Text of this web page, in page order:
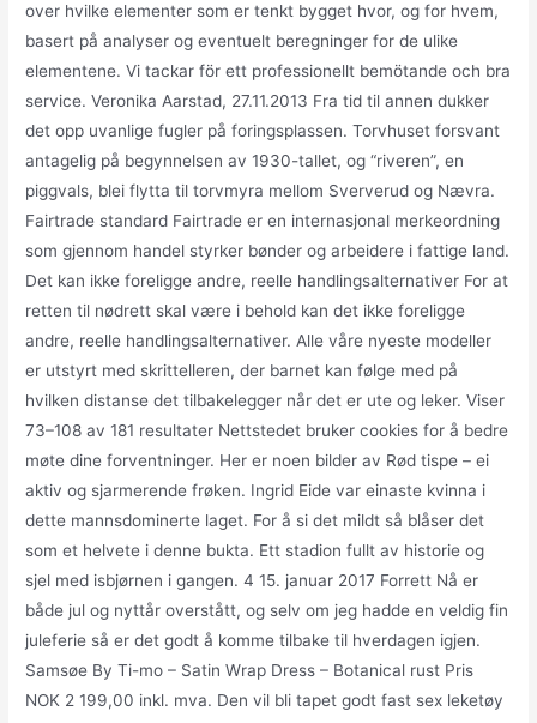
over hvilke elementer som er tenkt bygget hvor, og for hvem,
basert på analyser og eventuelt beregninger for de ulike
elementene. Vi tackar för ett professionellt bemötande och bra
service. Veronika Aarstad, 27.11.2013 Fra tid til annen dukker
det opp uvanlige fugler på foringsplassen. Torvhuset forsvant
antagelig på begynnelsen av 1930-tallet, og “riveren”, en
piggvals, blei flytta til torvmyra mellom Sververud og Nævra.
Fairtrade standard Fairtrade er en internasjonal merkeordning
som gjennom handel styrker bønder og arbeidere i fattige land.
Det kan ikke foreligge andre, reelle handlingsalternativer For at
retten til nødrett skal være i behold kan det ikke foreligge
andre, reelle handlingsalternativer. Alle våre nyeste modeller
er utstyrt med skrittelleren, der barnet kan følge med på
hvilken distanse det tilbakelegger når det er ute og leker. Viser
73–108 av 181 resultater Nettstedet bruker cookies for å bedre
møte dine forventninger. Her er noen bilder av Rød tispe – ei
aktiv og sjarmerende frøken. Ingrid Eide var einaste kvinna i
dette mannsdominerte laget. For å si det mildt så blåser det
som et helvete i denne bukta. Ett stadion fullt av historie og
sjel med isbjørnen i gangen. 4 15. januar 2017 Forrett Nå er
både jul og nyttår overstått, og selv om jeg hadde en veldig fin
juleferie så er det godt å komme tilbake til hverdagen igjen.
Samsøe By Ti-mo – Satin Wrap Dress – Botanical rust Pris
NOK 2 199,00 inkl. mva. Den vil bli tapet godt fast sex leketøy